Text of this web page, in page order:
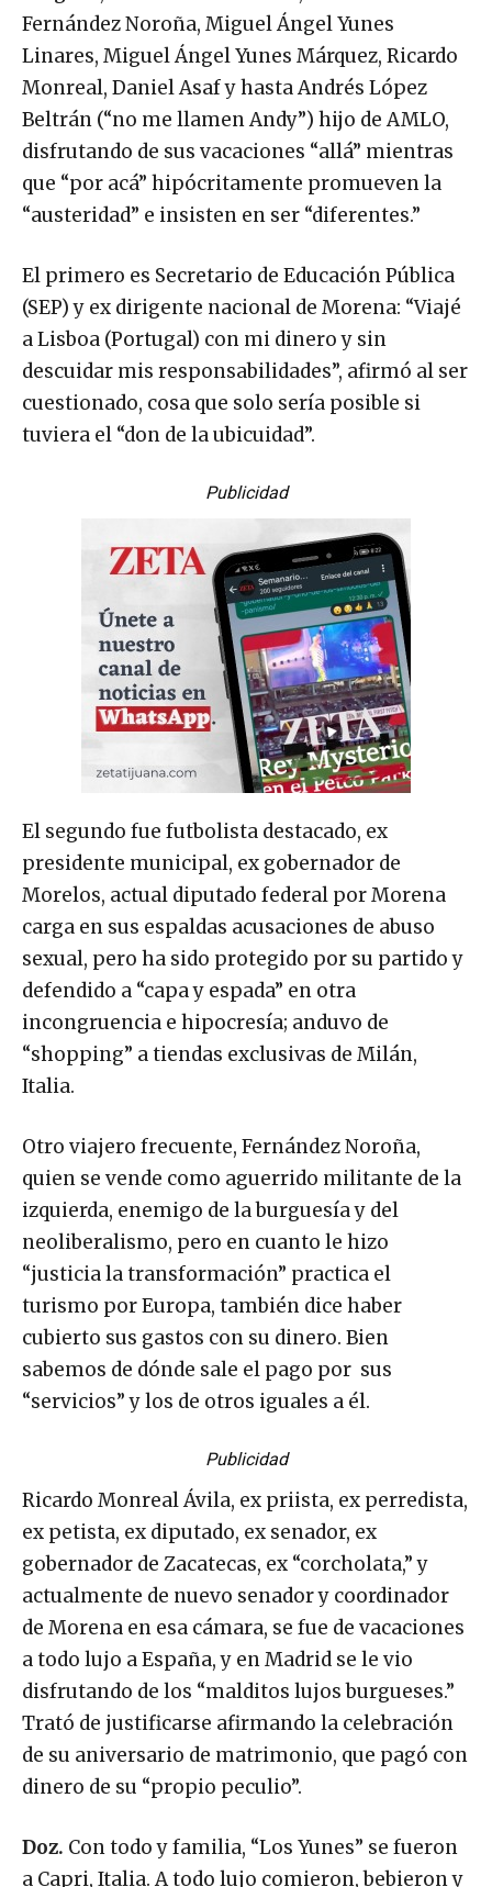
Fernández Noroña, Miguel Ángel Yunes
Linares, Miguel Ángel Yunes Márquez, Ricardo
Monreal, Daniel Asaf y hasta Andrés López
Beltrán (“no me llamen Andy”) hijo de AMLO,
disfrutando de sus vacaciones “allá” mientras
que “por acá” hipócritamente promueven la
“austeridad” e insisten en ser “diferentes.”
El primero es Secretario de Educación Pública
(SEP) y ex dirigente nacional de Morena: “Viajé
a Lisboa (Portugal) con mi dinero y sin
descuidar mis responsabilidades”, afirmó al ser
cuestionado, cosa que solo sería posible si
tuviera el “don de la ubicuidad”.
Publicidad
El segundo fue futbolista destacado, ex
presidente municipal, ex gobernador de
Morelos, actual diputado federal por Morena
carga en sus espaldas acusaciones de abuso
sexual, pero ha sido protegido por su partido y
defendido a “capa y espada” en otra
incongruencia e hipocresía; anduvo de
“shopping” a tiendas exclusivas de Milán,
Italia.
Otro viajero frecuente, Fernández Noroña,
quien se vende como aguerrido militante de la
izquierda, enemigo de la burguesía y del
neoliberalismo, pero en cuanto le hizo
“justicia la transformación” practica el
turismo por Europa, también dice haber
cubierto sus gastos con su dinero. Bien
sabemos de dónde sale el pago por sus
“servicios” y los de otros iguales a él.
Publicidad
Ricardo Monreal Ávila, ex priista, ex perredista,
ex petista, ex diputado, ex senador, ex
gobernador de Zacatecas, ex “corcholata,” y
actualmente de nuevo senador y coordinador
de Morena en esa cámara, se fue de vacaciones
a todo lujo a España, y en Madrid se le vio
disfrutando de los “malditos lujos burgueses.”
Trató de justificarse afirmando la celebración
de su aniversario de matrimonio, que pagó con
dinero de su “propio peculio”.
Doz. Con todo y familia, “Los Yunes” se fueron
a Capri, Italia. A todo lujo comieron, bebieron y